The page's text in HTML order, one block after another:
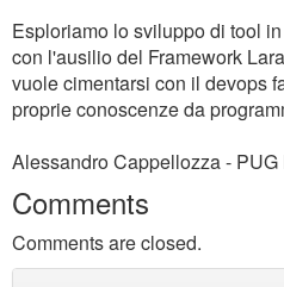
Esploriamo lo sviluppo di tool
con l'ausilio del Framework
vuole cimentarsi con il devops
proprie conoscenze da
Alessandro Cappellozza -
Comments
Comments are closed.